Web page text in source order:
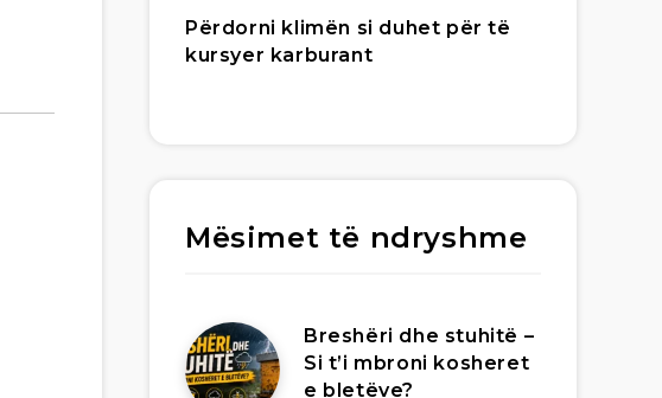
Përdorni klimën si duhet për të
kursyer karburant
Mësimet të ndryshme
Breshëri dhe stuhitë –
Si t’i mbroni kosheret
e bletëve?